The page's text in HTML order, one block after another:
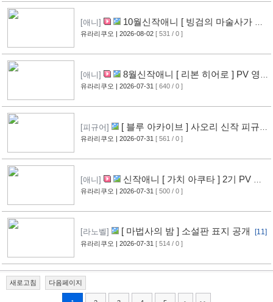
[애니]
10월신작애니 [ 빙검의 마술사가 세
계를 다스린다 ] 2기 PV 영상 공개
유라리쿠오 | 2026-08-02 [ 531 / 0 ]
[애니]
8월신작애니 [ 리본 히어로 ] PV 영
상 공개
[11]
유라리쿠오 | 2026-07-31 [ 640 / 0 ]
[피규어]
[ 블루 아카이브 ] 사오리 신작 피규어
공개 [10]
유라리쿠오 | 2026-07-31 [ 561 / 0 ]
[애니]
신작애니 [ 가치 아쿠타 ] 2기 PV 영
상 공개
[13]
유라리쿠오 | 2026-07-31 [ 500 / 0 ]
[라노벨] [ 마법사의 밤 ] 소설판 표지 공개 [11]
유라리쿠오 | 2026-07-31 [ 514 / 0 ]
새로고침 다음페이지